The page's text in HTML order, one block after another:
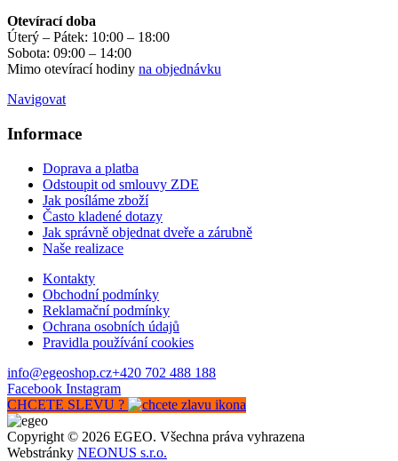
Otevírací doba
Úterý – Pátek: 10:00 – 18:00
Sobota: 09:00 – 14:00
Mimo otevírací hodiny na objednávku
Navigovat
Informace
Doprava a platba
Odstoupit od smlouvy ZDE
Jak posíláme zboží
Často kladené dotazy
Jak správně objednat dveře a zárubně
Naše realizace
Kontakty
Obchodní podmínky
Reklamační podmínky
Ochrana osobních údajů
Pravidla používání cookies
info@egeoshop.cz+420 702 488 188
Facebook Instagram
CHCETE SLEVU ?
Copyright © 2026 EGEO. Všechna práva vyhrazena
Webstránky NEONUS s.r.o.